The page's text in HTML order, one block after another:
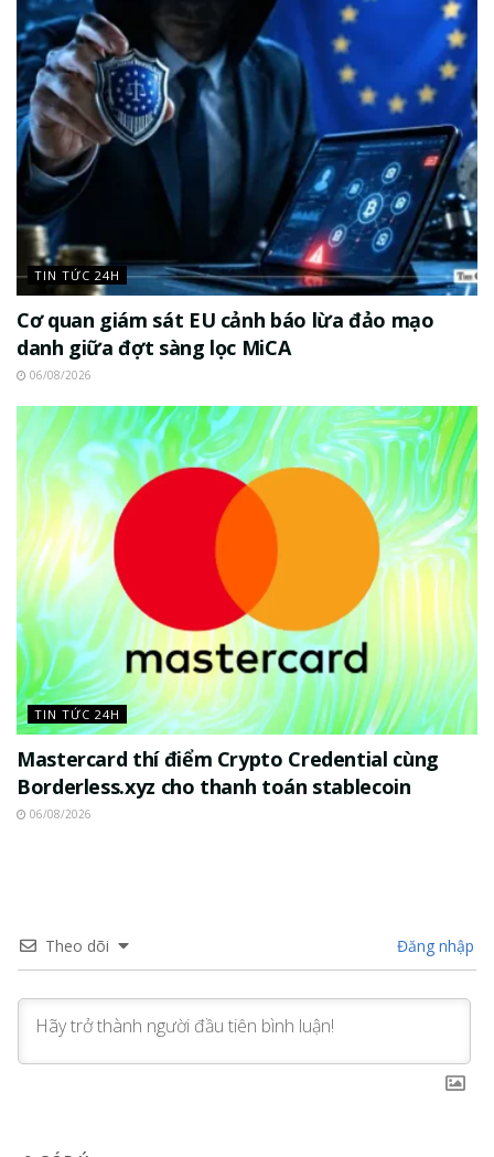
TIN TỨC 24H
Cơ quan giám sát EU cảnh báo lừa đảo mạo
danh giữa đợt sàng lọc MiCA
06/08/2026
TIN TỨC 24H
Mastercard thí điểm Crypto Credential cùng
Borderless.xyz cho thanh toán stablecoin
06/08/2026
Theo dõi Đăng nhập